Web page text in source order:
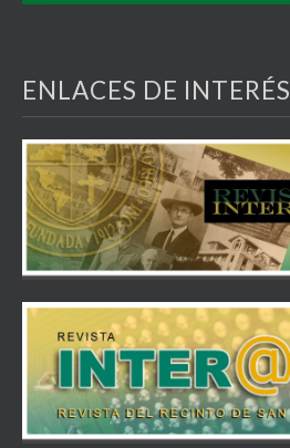
ENLACES DE INTERÉS